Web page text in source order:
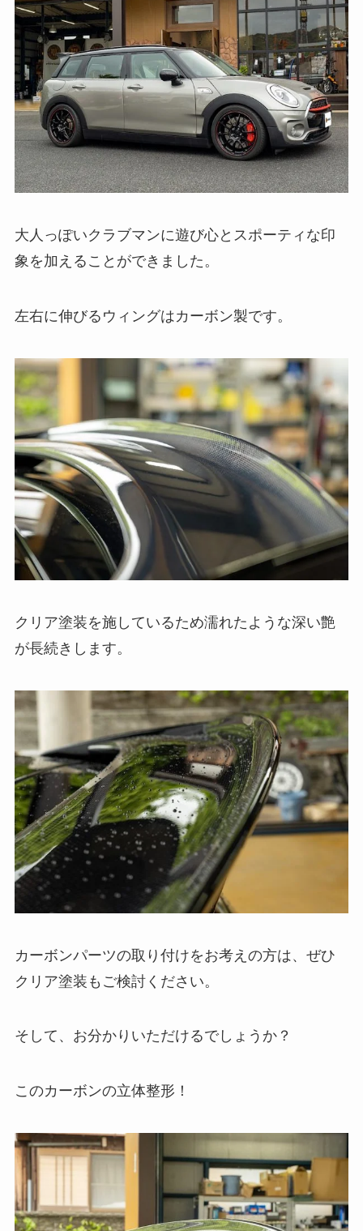
大人っぽいクラブマンに遊び心とスポーティな印
象を加えることができました。
左右に伸びるウィングはカーボン製です。
クリア塗装を施しているため濡れたような深い艶
が長続きします。
カーボンパーツの取り付けをお考えの方は、ぜひ
クリア塗装もご検討ください。
そして、お分かりいただけるでしょうか？
このカーボンの立体整形！